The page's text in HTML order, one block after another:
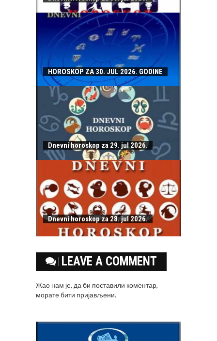
HOROSKOP ZA 30. JUL 2026. GODINE
Dnevni horoskop za 29. jul 2026.
Dnevni horoskop za 28. jul 2026.
LEAVE A COMMENT
Жао нам је, да би поставили коментар,
моратебити пријављени.